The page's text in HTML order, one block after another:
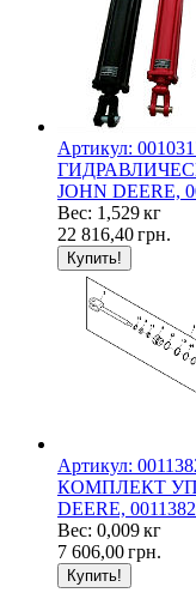
Артикул:
JOHN DEERE,
Вес: 1,529 кг
22 816,40грн.
Артикул:
КОМПЛЕКТ
DEERE,
Вес: 0,009 кг
7 606,00грн.